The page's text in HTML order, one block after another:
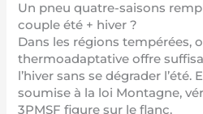
Un pneu quatre-saisons
couple été + hiver ?
Dans les régions tempérées,
thermoadaptative offre
l’hiver sans se dégrader
soumise à la loi Montagne,
3PMSF figure sur le flanc.